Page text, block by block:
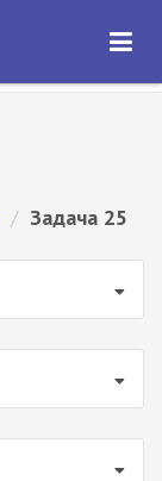
ОТКРЫТЬ
/ Задача 25